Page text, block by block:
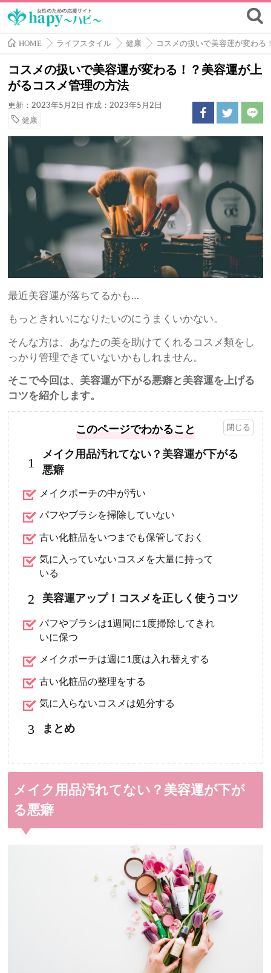
HOME ライフスタイル 健康 コスメの扱いで美容運が変わる
コスメの扱いで美容運が変わる！？美容運が上
がるコスメ管理の方法
更新：2023年5月2日 作成：2023年5月2日
健康
最近美容運が落ちてるかも…
もっときれいになりたいのにうまくいかない。
そんな方は、あなたの美を助けてくれるコスメ類をし
っかり管理できていないかもしれません。
そこで今回は、美容運が下がる悪癖と美容運を上げる
コツを紹介します。
このページでわかること
1
メイク用品汚れてない？美容運が下がる
悪癖
メイクポーチの中が汚い
パフやブラシを掃除していない
古い化粧品をいつまでも保管しておく
気に入っていないコスメを大量に持って
いる
2 美容運アップ！コスメを正しく使うコツ
パフやブラシは1週間に1度掃除してきれ
いに保つ
メイクポーチは週に1度は入れ替えする
古い化粧品の整理をする
気に入らないコスメは処分する
3 まとめ
メイク用品汚れてない？美容運が下が
る悪癖